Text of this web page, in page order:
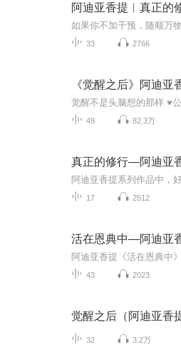
阿迪亚香提︱真正的
33 2766
《觉醒之后》阿迪亚
觉醒不是头脑想的那样 ♥
49 82.3万
真正的修行—阿迪亚
17 2512
活在恩典中—阿迪亚
43 2023
觉醒之后（阿迪亚香
32 3.2万